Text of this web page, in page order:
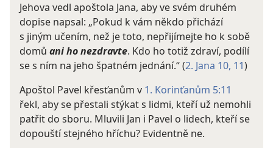
Jehova vedl apoštola Jana, aby ve svém druhém
dopise napsal: „Pokud k vám někdo přichází
s jiným učením, než je toto, nepřijímejte ho k sobě
domů ani ho nezdravte. Kdo ho totiž zdraví, podílí
se s ním na jeho špatném jednání.“ (2. Jana 10, 11)
Apoštol Pavel křesťanům v 1. Korinťanům 5:11
řekl, aby se přestali stýkat s lidmi, kteří už nemohli
patřit do sboru. Mluvili Jan i Pavel o lidech, kteří se
dopouští stejného hříchu? Evidentně ne.